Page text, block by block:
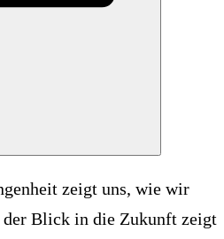
zeigt uns, wie wir
Blick in die Zukunft zeigt